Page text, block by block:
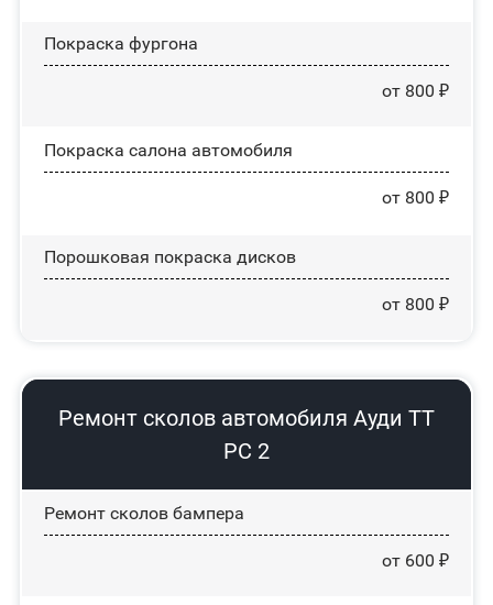
Покраска фургона
от 800 ₽
Покраска салона автомобиля
от 800 ₽
Порошковая покраска дисков
от 800 ₽
Ремонт сколов автомобиля Ауди ТТ
РС 2
Ремонт сколов бампера
от 600 ₽